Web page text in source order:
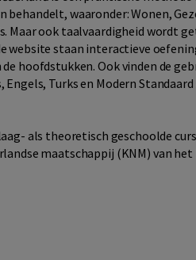
behandelt, waaronder: Wonen,
Maar ook taalvaardigheid wordt
website staan interactieve
hoofdstukken. Ook vinden de
Engels, Turks en Modern Standaard
als theoretisch geschoolde
maatschappij (KNM) van